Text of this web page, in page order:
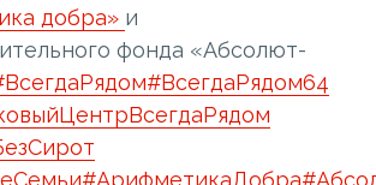
добра» и
фонда «Абсолют-
#ВсегдаРядом64